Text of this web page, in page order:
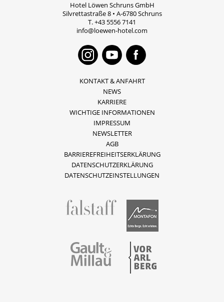
fallstaff
Gault & Millau Vorarlberg
Hotel Löwen Schruns GmbH
Silvrettastraße 8• A-6780Schruns
T.+43 5556 7141
info@loewen-hotel.com
Instagram
Youtube
KONTAKT & ANFAHRT
NEWS
KARRIERE
WICHTIGE INFORMATIONEN
IMPRESSUM
NEWSLETTER
AGB
BARRIEREFREIHEITSERKLÄRUNG
DATENSCHUTZERKLÄRUNG
DATENSCHUTZEINSTELLUNGEN